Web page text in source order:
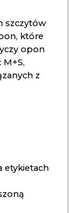
szczytów
które
opon
z
etykietach